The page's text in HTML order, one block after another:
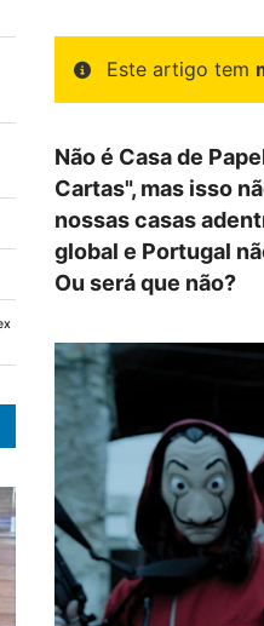
Este artigo tem
Não é Casa de
Cartas", mas isso
nossas casas
global e Portugal
Ou será que não?